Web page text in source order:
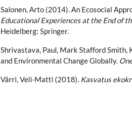
Salonen, Arto (2014). An Ecosocial
Educational Experiences at the End of
Heidelberg: Springer.
Shrivastava, Paul, Mark Stafford Smith,
and Environmental Change Globally.
Värri, Veli-Matti (2018). Kasvatus